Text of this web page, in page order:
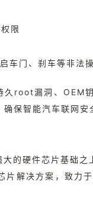
限
车门、刹车等非法
久root漏洞、OEM
保智能汽车联网安
的硬件芯片基础
片解决方案，致力